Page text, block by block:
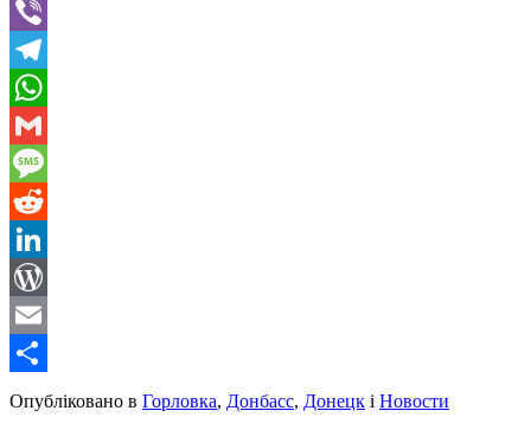
Twitter
Viber
Telegram
WhatsApp
Gmail
Message
Reddit
LinkedIn
WordPress
Email
Share
Опубліковано в Горловка, Донбасс, Донецк і Новости